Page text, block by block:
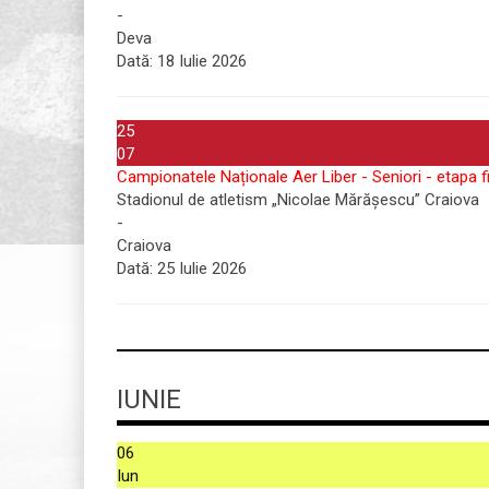
-
Deva
Dată: 18 Iulie 2026
25
07
Campionatele Naționale Aer Liber - Seniori - etapa
Stadionul de atletism „Nicolae Mărășescu” Craiova
-
Craiova
Dată: 25 Iulie 2026
IUNIE
06
Iun